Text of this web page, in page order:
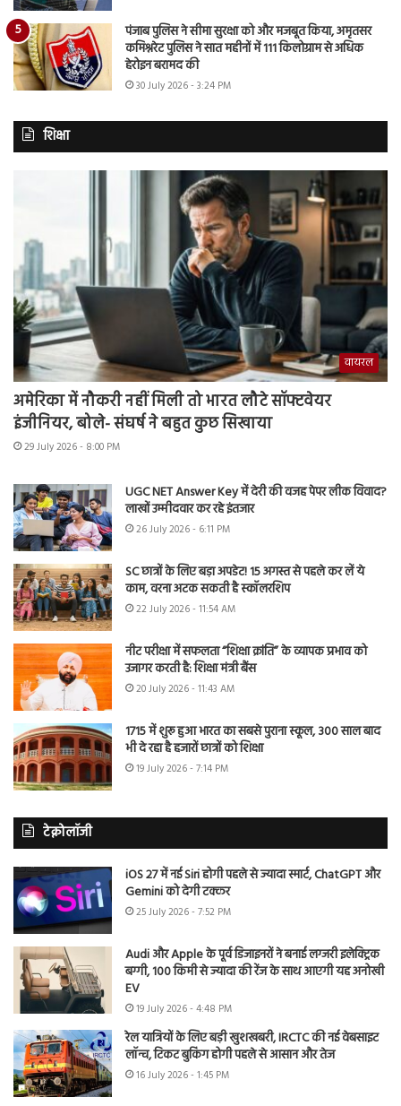
पंजाब पुलिस ने सीमा सुरक्षा को और मजबूत किया, अमृतसर
कमिश्नरेट पुलिस ने सात महीनों में 111 किलोग्राम से अधिक
हेरोइन बरामद की
30 July 2026 - 3:24 PM
शिक्षा
वायरल
अमेरिका में नौकरी नहीं मिली तो भारत लौटे सॉफ्टवेयर
इंजीनियर, बोले- संघर्ष ने बहुत कुछ सिखाया
29 July 2026 - 8:00 PM
UGC NET Answer Key में देरी की वजह पेपर लीक विवाद?
लाखों उम्मीदवार कर रहे इंतजार
26 July 2026 - 6:11 PM
SC छात्रों के लिए बड़ा अपडेट! 15 अगस्त से पहले कर लें ये
काम, वरना अटक सकती है स्कॉलरशिप
22 July 2026 - 11:54 AM
नीट परीक्षा में सफलता “शिक्षा क्रांति” के व्यापक प्रभाव को
उजागर करती है: शिक्षा मंत्री बैंस
20 July 2026 - 11:43 AM
1715 में शुरू हुआ भारत का सबसे पुराना स्कूल, 300 साल बाद
भी दे रहा है हजारों छात्रों को शिक्षा
19 July 2026 - 7:14 PM
टेक्नोलॉजी
iOS 27 में नई Siri होगी पहले से ज्यादा स्मार्ट, ChatGPT और
Gemini को देगी टक्कर
25 July 2026 - 7:52 PM
Audi और Apple के पूर्व डिजाइनरों ने बनाई लग्जरी इलेक्ट्रिक
बग्गी, 100 किमी से ज्यादा की रेंज के साथ आएगी यह अनोखी
EV
19 July 2026 - 4:48 PM
रेल यात्रियों के लिए बड़ी खुशखबरी, IRCTC की नई वेबसाइट
लॉन्च, टिकट बुकिंग होगी पहले से आसान और तेज
16 July 2026 - 1:45 PM